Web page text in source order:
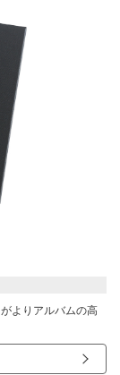
よりアルバムの高